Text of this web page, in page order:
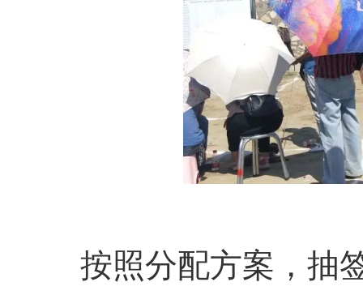
按照分配方案，抽